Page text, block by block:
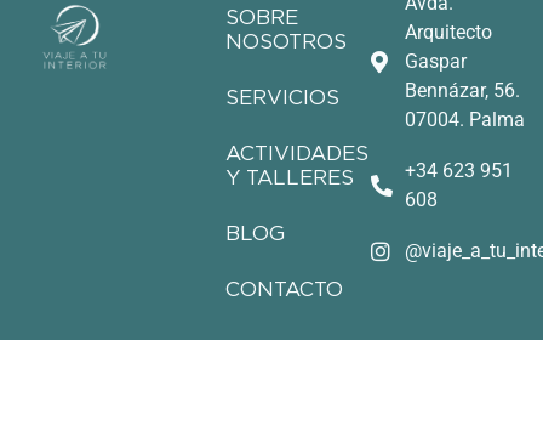
SOBRE
NOSOTROS
SERVICIOS
ACTIVIDADES
Y TALLERES
BLOG
CONTACTO
Arquitecto
Gaspar
Bennázar, 56.
07004. Palma
+34 623 951
608